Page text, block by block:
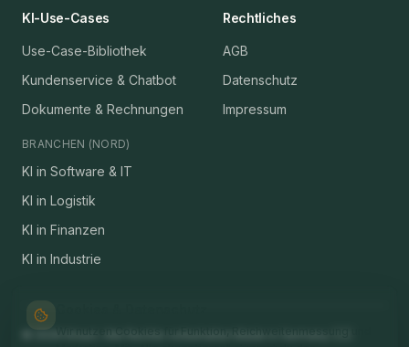
KI-Use-Cases
Use-Case-Bibliothek
Kundenservice & Chatbot
Dokumente & Rechnungen
BRANCHEN (NORD)
KI in Software & IT
KI in Logistik
KI in Finanzen
KI in Industrie
Rechtliches
AGB
Datenschutz
Impressum